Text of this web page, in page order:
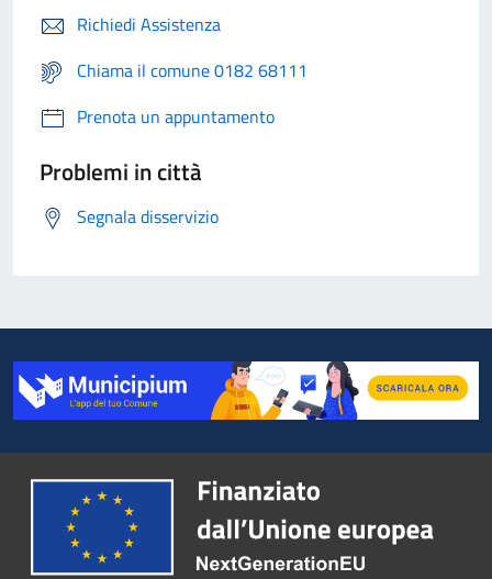
Richiedi Assistenza
Chiama il comune 0182 68111
Prenota un appuntamento
Problemi in città
Segnala disservizio